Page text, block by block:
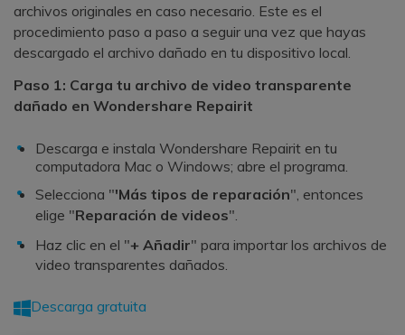
archivos originales en caso necesario. Este es el
procedimiento paso a paso a seguir una vez que hayas
descargado el archivo dañado en tu dispositivo local.
Paso 1: Carga tu archivo de video transparente
dañado en Wondershare Repairit
Descarga e instala Wondershare Repairit en tu
computadora Mac o Windows; abre el programa.
Selecciona "'Más tipos de reparación", entonces
elige "Reparación de videos".
Haz clic en el "+ Añadir" para importar los archivos de
video transparentes dañados.
Descarga gratuita